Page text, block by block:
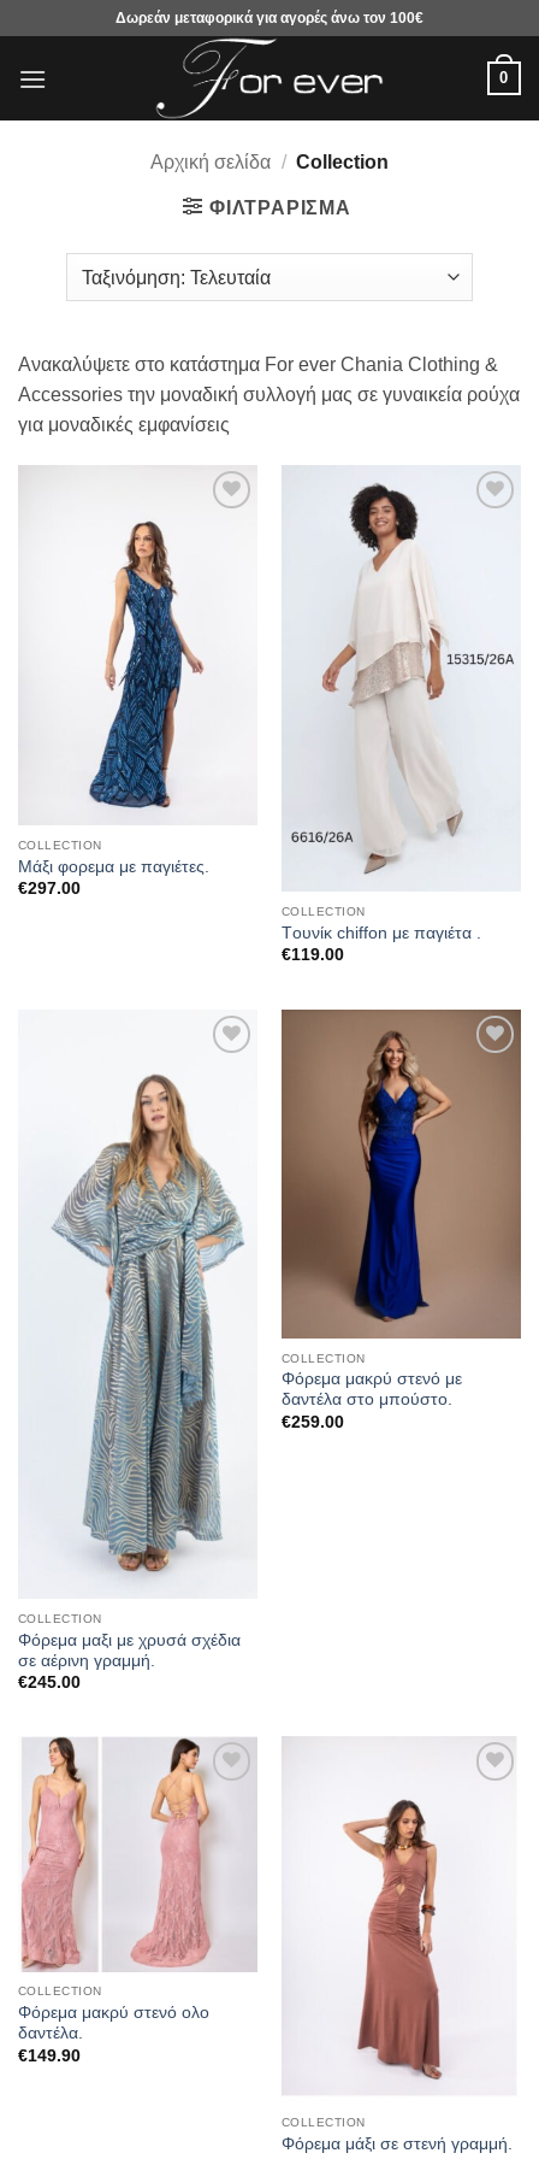
περιεχόμενο
Δωρεάν μεταφορικά για αγορές άνω τον 100€
0
Αρχική σελίδα / Collection
ΦΙΛΤΡΆΡΙΣΜΑ
Ανακαλύψετε στο κατάστημα For ever Chania Clothing &
Accessories την μοναδική συλλογή μας σε γυναικεία ρούχα
για μοναδικές εμφανίσεις
COLLECTION
Μάξι φορεμα με παγιέτες.
€297.00
COLLECTION
Tουνίκ chiffon με παγιέτα .
€119.00
αγαπημένα
COLLECTION
Φόρεμα μαξι με χρυσά σχέδια
σε αέρινη γραμμή.
€245.00
αγαπημένα
COLLECTION
Φόρεμα μακρύ στενό με
δαντέλα στο μπούστο.
€259.00
Προσθήκη
στα
αγαπημένα
COLLECTION
Φόρεμα μακρύ στενό ολο
δαντέλα.
€149.90
COLLECTION
Φόρεμα μάξι σε στενή γραμμή.